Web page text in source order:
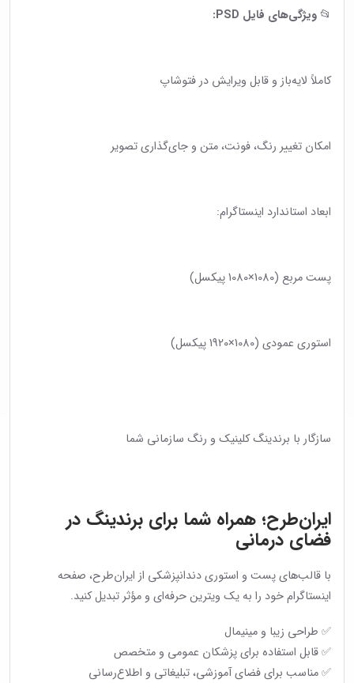
📂 ویژگی‌های فایل PSD:
کاملاً لایه‌باز و قابل ویرایش در فتوشاپ
امکان تغییر رنگ، فونت، متن و جای‌گذاری تصویر
ابعاد استاندارد اینستاگرام:
پست مربع (1080×1080 پیکسل)
استوری عمودی (1080×1920 پیکسل)
سازگار با برندینگ کلینیک و رنگ سازمانی شما
ایران‌طرح؛ همراه شما برای برندینگ در
فضای درمانی
با قالب‌های پست و استوری دندانپزشکی از ایران‌طرح، صفحه
اینستاگرام خود را به یک ویترین حرفه‌ای و مؤثر تبدیل کنید.
✅ طراحی زیبا و مینیمال
✅ قابل استفاده برای پزشکان عمومی و متخصص
✅ مناسب برای فضای آموزشی، تبلیغاتی و اطلاع‌رسانی